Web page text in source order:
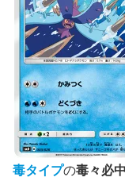
毒タイプの毒々必中